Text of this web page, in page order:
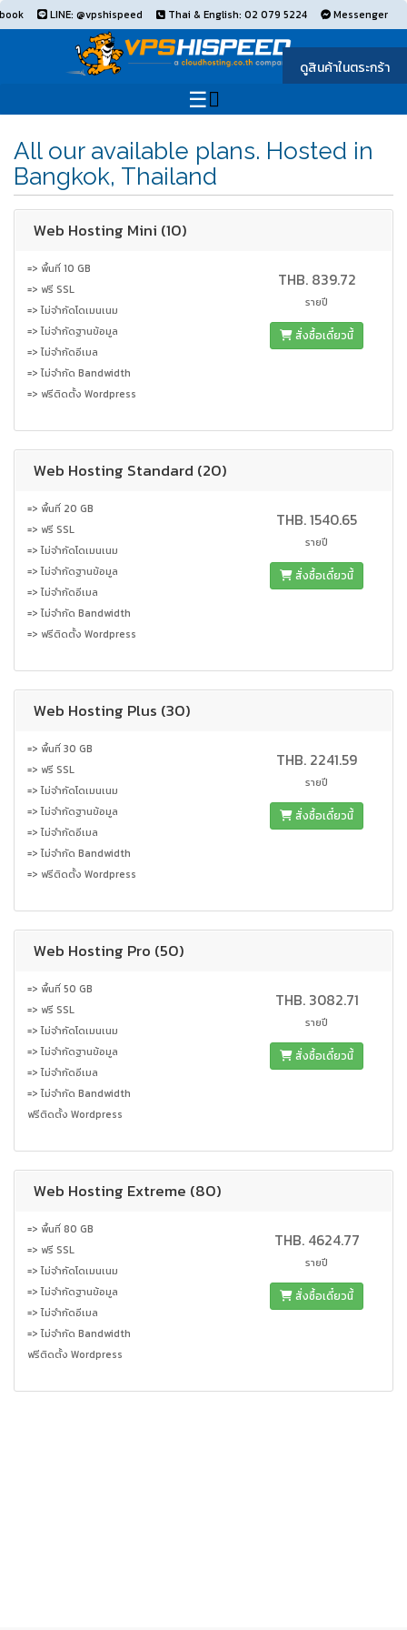
LINE: @vpshispeed Thai & English: 02 079 5224 Messenger
ดูสินค้าในตระกร้า
All our available plans. Hosted in
Bangkok, Thailand
Web Hosting Mini (10)
=> พื้นที่ 10 GB
=> ฟรี SSL
=> ไม่จำกัดโดเมนเนม
=> ไม่จำกัดฐานข้อมูล
=> ไม่จำกัดอีเมล
=> ไม่จำกัด Bandwidth
=> ฟรีติดตั้ง Wordpress
THB. 839.72
รายปี
สั่งซื้อเดี๋ยวนี้
Web Hosting Standard (20)
=> พื้นที่ 20 GB
=> ฟรี SSL
=> ไม่จำกัดโดเมนเนม
=> ไม่จำกัดฐานข้อมูล
=> ไม่จำกัดอีเมล
=> ไม่จำกัด Bandwidth
=> ฟรีติดตั้ง Wordpress
THB. 1540.65
รายปี
สั่งซื้อเดี๋ยวนี้
Web Hosting Plus (30)
=> พื้นที่ 30 GB
=> ฟรี SSL
=> ไม่จำกัดโดเมนเนม
=> ไม่จำกัดฐานข้อมูล
=> ไม่จำกัดอีเมล
=> ไม่จำกัด Bandwidth
=> ฟรีติดตั้ง Wordpress
THB. 2241.59
รายปี
สั่งซื้อเดี๋ยวนี้
Web Hosting Pro (50)
=> พื้นที่ 50 GB
=> ฟรี SSL
=> ไม่จำกัดโดเมนเนม
=> ไม่จำกัดฐานข้อมูล
=> ไม่จำกัดอีเมล
=> ไม่จำกัด Bandwidth
ฟรีติดตั้ง Wordpress
THB. 3082.71
รายปี
สั่งซื้อเดี๋ยวนี้
Web Hosting Extreme (80)
=> พื้นที่ 80 GB
=> ฟรี SSL
=> ไม่จำกัดโดเมนเนม
=> ไม่จำกัดฐานข้อมูล
=> ไม่จำกัดอีเมล
=> ไม่จำกัด Bandwidth
ฟรีติดตั้ง Wordpress
THB. 4624.77
รายปี
สั่งซื้อเดี๋ยวนี้